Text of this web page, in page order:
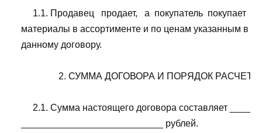
1.1. Продавец   продает,   а  покупатель  покупает
материалы в ассортименте и по ценам указанным в
    данному договору.
2. СУММА ДОГОВОРА И ПОРЯДОК
2.1. Сумма настоящего договора составляет
    ___________________________ рублей.